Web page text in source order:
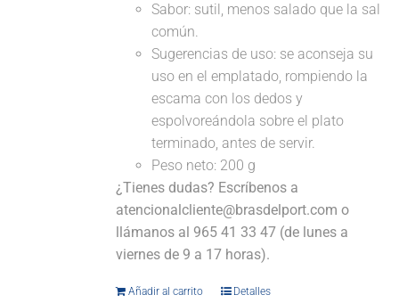
Sabor: sutil, menos salado que la sal
común.
Sugerencias de uso: se aconseja su
uso en el emplatado, rompiendo la
escama con los dedos y
espolvoreándola sobre el plato
terminado, antes de servir.
Peso neto: 200 g
¿Tienes dudas? Escríbenos a
atencionalcliente@brasdelport.com o
llámanos al 965 41 33 47 (de lunes a
viernes de 9 a 17 horas).
Añadir al carrito Detalles